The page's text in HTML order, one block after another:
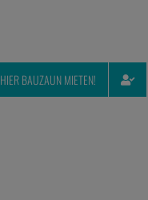
HIER BAUZAUN MIETEN!